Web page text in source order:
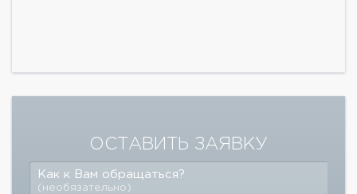
ОСТАВИТЬ ЗАЯВКУ
Как к Вам обращаться?
(необязательно)